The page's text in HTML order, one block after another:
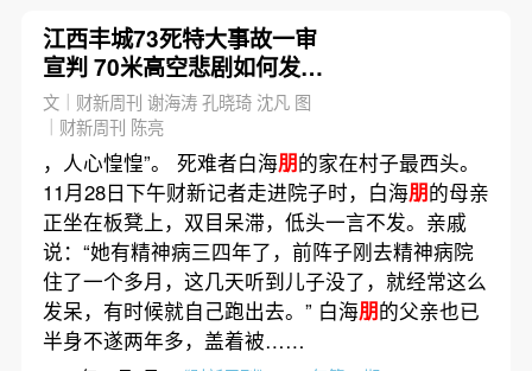
江西丰城73死特大事故一审
宣判 70米高空悲剧如何发
生|特稿精选
文｜财新周刊 谢海涛 孔晓琦 沈凡 图
｜财新周刊 陈亮
，人心惶惶”。 死难者白海朋的家在村子最西头。
11月28日下午财新记者走进院子时，白海朋的母亲
正坐在板凳上，双目呆滞，低头一言不发。亲戚
说：“她有精神病三四年了，前阵子刚去精神病院
住了一个多月，这几天听到儿子没了，就经常这么
发呆，有时候就自己跑出去。” 白海朋的父亲也已
半身不遂两年多，盖着被……